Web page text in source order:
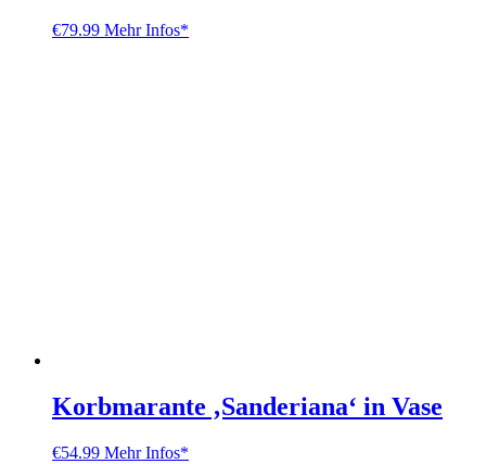
€79.99 Mehr Infos*
Korbmarante ‚Sanderiana‘ in Vase
€54.99 Mehr Infos*